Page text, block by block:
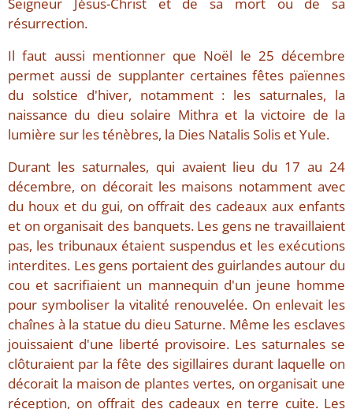
Seigneur Jésus-Christ et de sa mort ou de sa
résurrection.
Il faut aussi mentionner que Noël le 25 décembre
permet aussi de supplanter certaines fêtes païennes
du solstice d'hiver, notamment : les saturnales, la
naissance du dieu solaire Mithra et la victoire de la
lumière sur les ténèbres, la Dies Natalis Solis et Yule.
Durant les saturnales, qui avaient lieu du 17 au 24
décembre, on décorait les maisons notamment avec
du houx et du gui, on offrait des cadeaux aux enfants
et on organisait des banquets. Les gens ne travaillaient
pas, les tribunaux étaient suspendus et les exécutions
interdites. Les gens portaient des guirlandes autour du
cou et sacrifiaient un mannequin d'un jeune homme
pour symboliser la vitalité renouvelée. On enlevait les
chaînes à la statue du dieu Saturne. Même les esclaves
jouissaient d'une liberté provisoire. Les saturnales se
clôturaient par la fête des sigillaires durant laquelle on
décorait la maison de plantes vertes, on organisait une
réception, on offrait des cadeaux en terre cuite. Les